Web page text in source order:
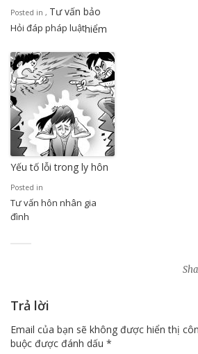
Posted in
Hỏi đáp pháp luật
, Tư vấn bảo
hiểm
Yếu tố lỗi trong ly hôn
Posted in
Tư vấn hôn nhân gia
đình
Trả lời
Email của bạn sẽ không được hiển thị
buộc được đánh dấu *